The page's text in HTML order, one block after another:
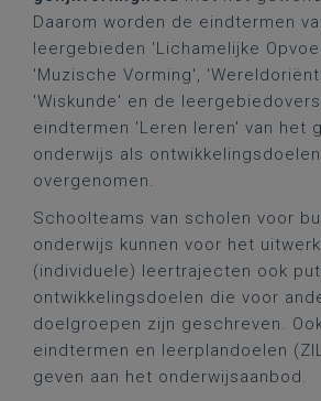
Daarom worden de eindtermen
leergebieden 'Lichamelijke
'Muzische Vorming',
'Wiskunde' en de
eindtermen 'Leren leren' van het
onderwijs als ontwikkelingsdoelen
overgenomen.
Schoolteams van scholen voor
onderwijs kunnen voor het
(individuele) leertrajecten ook
ontwikkelingsdoelen die voor
doelgroepen zijn geschreven.
eindtermen en leerplandoelen
geven aan het onderwijsaanbod.